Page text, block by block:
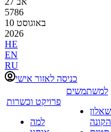
5786
10 באוגוסט
2026
HE
EN
RU
כניסה לאזור אישי
פרויקט וכשרות
למה
למשתמשים
שאלון
הקונה